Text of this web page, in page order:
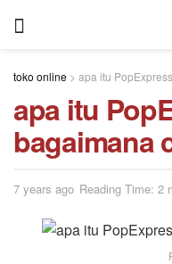
toko online > apa itu
apa itu
bagaimana
7 years ago Reading Time: 2